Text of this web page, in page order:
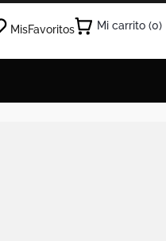
MisFavoritos 0